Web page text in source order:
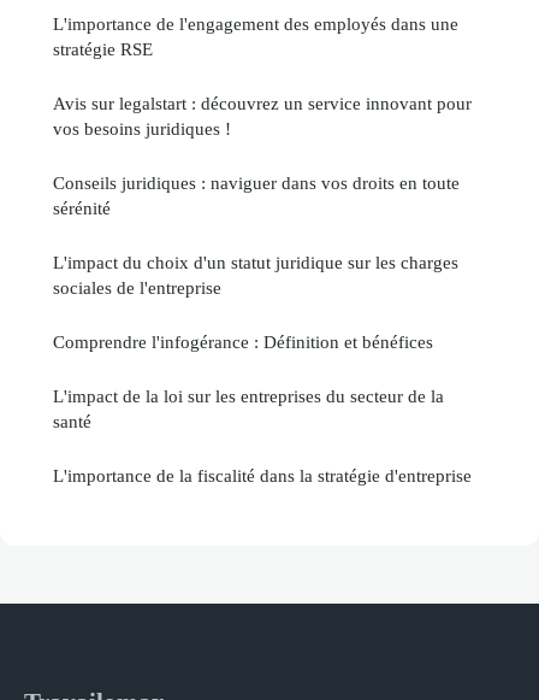
L'importance de l'engagement des employés dans une
stratégie RSE
Avis sur legalstart : découvrez un service innovant pour
vos besoins juridiques !
Conseils juridiques : naviguer dans vos droits en toute
sérénité
L'impact du choix d'un statut juridique sur les charges
sociales de l'entreprise
Comprendre l'infogérance : Définition et bénéfices
L'impact de la loi sur les entreprises du secteur de la
santé
L'importance de la fiscalité dans la stratégie d'entreprise